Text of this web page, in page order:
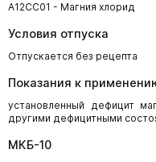
A12CC01 - Магния хлорид
Условия отпуска
Отпускается без рецепта
Показания к
установленный дефицит
другими дефицитными
МКБ-10